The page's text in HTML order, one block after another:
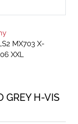
MX703 X-
XXL
GREY H-VIS